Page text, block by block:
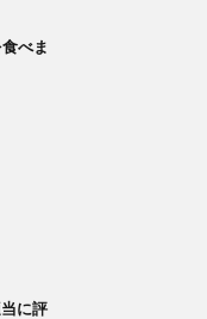
べま
に評